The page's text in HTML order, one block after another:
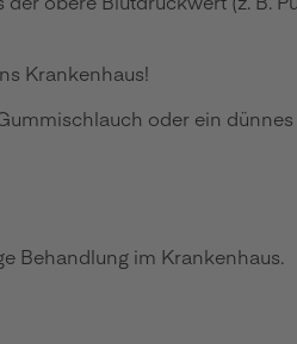
Krankenhaus!
oder ein
Behandlung im Krankenhaus.